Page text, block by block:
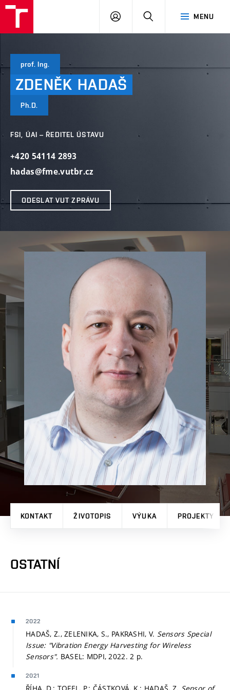
MENU
PŘIHLÁSIT
prof. Ing.
ZDENĚK HADAŠ
Ph.D.
FSI, ÚAI – ŘEDITEL ÚSTAVU
+420 54114 2893
hadas@fme.vutbr.cz
ODESLAT VUT ZPRÁVU
KONTAKT ŽIVOTOPIS VÝUKA PROJEKTY
OSTATNÍ
2022
HADAŠ, Z., ZELENIKA, S., PAKRASHI, V. Sensors Special
Issue: "Vibration Energy Harvesting for Wireless
Sensors". BASEL: MDPI, 2022. 2 p.
2021